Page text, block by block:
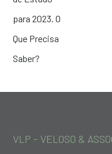
VLP – VELOSO &